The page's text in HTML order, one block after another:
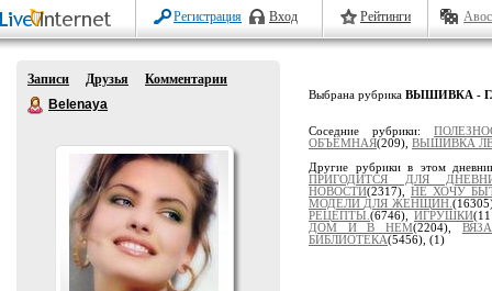
Регистрация Вход Рейтинги
Записи Друзья
Комментарии
Belenaya
Выбрана рубрика ВЫШИВКА -
Соседние рубрики:
ОБЪЁМНАЯ(209), ВЫШИВКА
Другие рубрики в этом
ПРИГОДИТСЯ ДЛЯ
НОВОСТИ(2317), НЕ ХОЧУ
МОДЕЛИ ДЛЯ ЖЕНЩИН.
РЕЦЕПТЫ. (6746), ИГРУШКИ
ДОМ И В НЕМ(2204),
БИБЛИОТЕКА(5456), (1)